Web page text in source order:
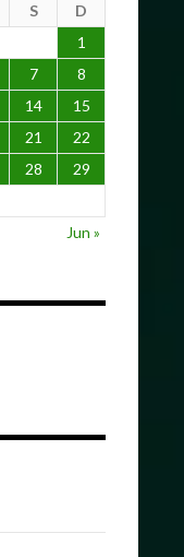
S
D
1
7
8
14
15
21
22
28
29
Jun »